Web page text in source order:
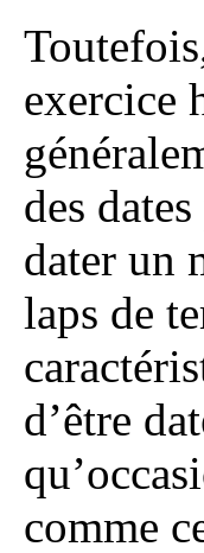
exercice
des
dater un
laps de
d’être
comme